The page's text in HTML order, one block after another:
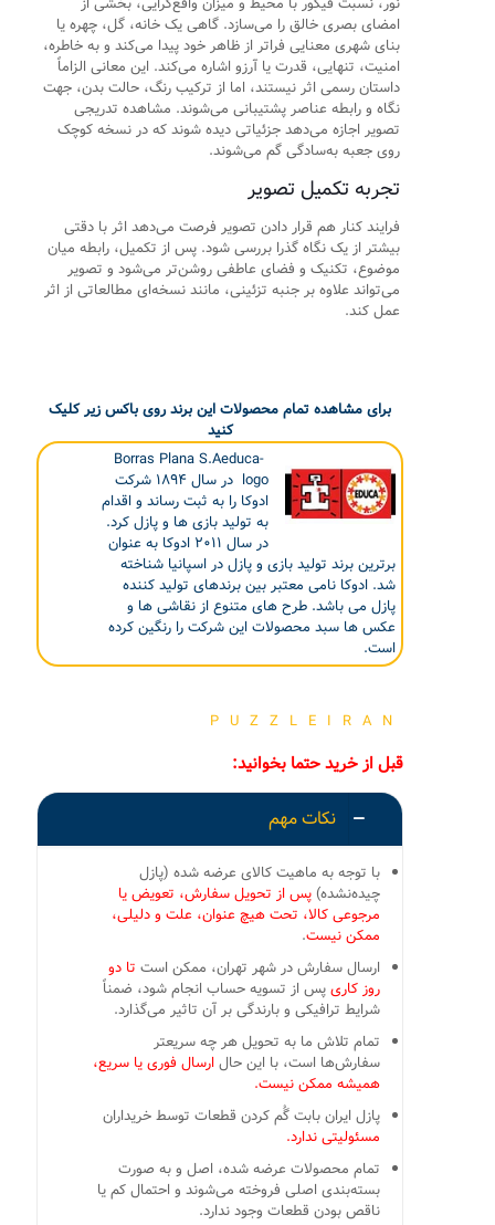
امضای بصری خالق را می‌سازد. گاهی یک خانه، گل، چهره یا
بنای شهری معنایی فراتر از ظاهر خود پیدا می‌کند و به خاطره،
امنیت، تنهایی، قدرت یا آرزو اشاره می‌کند. این معانی الزاماً
داستان رسمی اثر نیستند، اما از ترکیب رنگ، حالت بدن، جهت
نگاه و رابطه عناصر پشتیبانی می‌شوند. مشاهده تدریجی
تصویر اجازه می‌دهد جزئیاتی دیده شوند که در نسخه کوچک
روی جعبه به‌سادگی گم می‌شوند.
تجربه تکمیل تصویر
فرایند کنار هم قرار دادن تصویر فرصت می‌دهد اثر با دقتی
بیشتر از یک نگاه گذرا بررسی شود. پس از تکمیل، رابطه میان
موضوع، تکنیک و فضای عاطفی روشن‌تر می‌شود و تصویر
می‌تواند علاوه بر جنبه تزئینی، مانند نسخه‌ای مطالعاتی از اثر
عمل کند.
برای مشاهده تمام محصولات این برند روی باکس زیر کلیک
کنید
Borras Plana S.Aeduca-
logo در سال ۱۸۹۴ شرکت
ادوکا را به ثبت رساند و اقدام
به تولید بازی ها و پازل کرد.
در سال ۲۰۱۱ ادوکا به عنوان
برترین برند تولید بازی و پازل در اسپانیا شناخته
شد. ادوکا نامی معتبر بین برندهای تولید کننده
پازل می باشد. طرح های متنوع از نقاشی ها و
عکس ها سبد محصولات این شرکت را رنگین کرده
است.
PUZZLEIRAN
قبل از خرید حتما بخوانید:
نکات مهم
با توجه به ماهیت کالای عرضه شده (پازل
چیده‌نشده) پس از تحویل سفارش، تعویض یا
مرجوعی کالا، تحت هیچ عنوان، علت و دلیلی،
ممکن نیست.
ارسال سفارش در شهر تهران، ممکن است تا دو
روز کاریپس از تسویه حساب انجام شود، ضمناً
شرایط ترافیکی و بارندگی بر آن تاثیر می‌گذارد.
تمام تلاش ما به تحویل هر چه سریعتر
سفارش‌ها است، با این حالارسال فوری یا سریع،
همیشه ممکن نیست.
پازل ایران بابت گُم کردن قطعات توسط خریداران
مسئولیتی ندارد.
تمام محصولات عرضه شده، اصل و به صورت
بسته‌بندی اصلی فروخته می‌شوند و احتمال کم یا
ناقص بودن قطعات وجود ندارد.